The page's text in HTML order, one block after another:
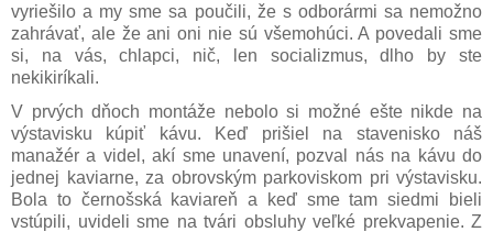
vyriešilo a my sme sa poučili, že s odborármi sa nemožno
zahrávať, ale že ani oni nie sú všemohúci. A povedali sme
si, na vás, chlapci, nič, len socializmus, dlho by ste
nekikiríkali.
V prvých dňoch montáže nebolo si možné ešte nikde na
výstavisku kúpiť kávu. Keď prišiel na stavenisko náš
manažér a videl, akí sme unavení, pozval nás na kávu do
jednej kaviarne, za obrovským parkoviskom pri výstavisku.
Bola to černošská kaviareň a keď sme tam siedmi bieli
vstúpili, uvideli sme na tvári obsluhy veľké prekvapenie. Z